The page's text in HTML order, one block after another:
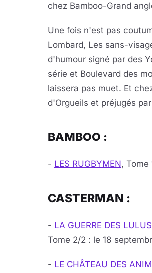
chez Bamboo-Grand
Une fois n'est pas
Lombard, Les sans-
d'humour signé par des
série et Boulevard des
laissera pas muet. Et
d'Orgueils et préjugés
BAMBOO :
- LES RUGBYMEN, Tome
CASTERMAN :
- LA GUERRE DES LULUS
Tome 2/2 : le 18
- LE CHÂTEAU DES